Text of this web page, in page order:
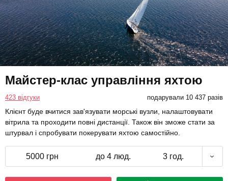
Майстер-клас управління яхтою
423 відгуки подарували 10 437 разів
Клієнт буде вчитися зав'язувати морські вузли, налаштовувати
вітрила та проходити повні дистанції. Також він зможе стати за
штурвал і спробувати покерувати яхтою самостійно.
5000 грн до 4 люд. 3 год.